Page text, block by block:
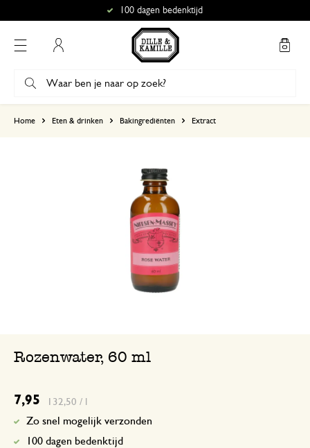
100 dagen bedenktijd
Home Eten & drinken Bakingrediënten Extract
Rozenwater, 60 ml
7,95 132,50 / l
Zo snel mogelijk verzonden
100 dagen bedenktijd